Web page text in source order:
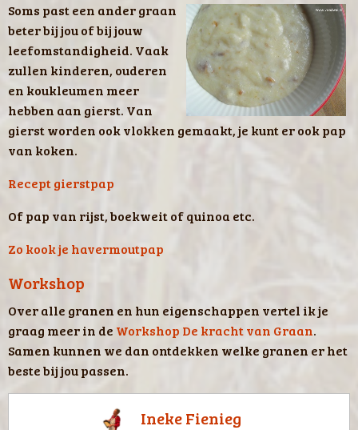
Soms past een ander graan
beter bij jou of bij jouw
leefomstandigheid. Vaak
zullen kinderen, ouderen
en koukleumen meer
hebben aan gierst. Van
gierst worden ook vlokken gemaakt, je kunt er ook pap
van koken.
Recept gierstpap
Of pap van rijst, boekweit of quinoa etc.
Zo kook je havermoutpap
Workshop
Over alle granen en hun eigenschappen vertel ik je
graag meer in de Workshop De kracht van Graan.
Samen kunnen we dan ontdekken welke granen er het
beste bij jou passen.
Ineke Fienieg